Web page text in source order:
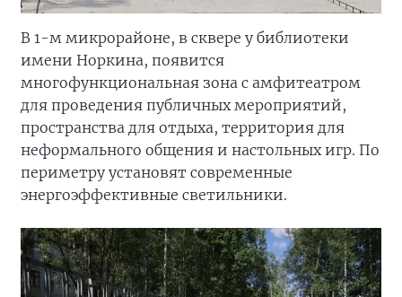
В 1-м микрорайоне, в сквере у библиотеки
имени Норкина, появится
многофункциональная зона с амфитеатром
для проведения публичных мероприятий,
пространства для отдыха, территория для
неформального общения и настольных игр. По
периметру установят современные
энергоэффективные светильники.